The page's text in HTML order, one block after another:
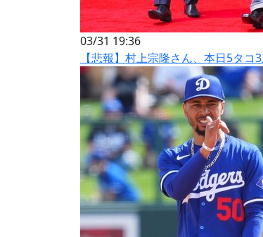
03/31 19:36
【悲報】村上宗隆さん、本日5タコ